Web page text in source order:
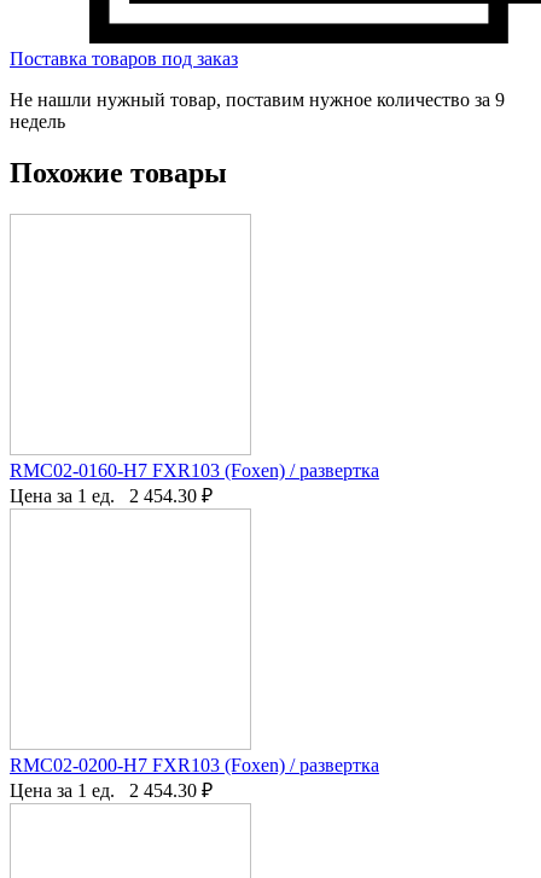
Поставка товаров под заказ
Не нашли нужный товар, поставим нужное количество за 9
недель
Похожие товары
RMC02-0160-H7 FXR103 (Foxen) / развертка
Цена за 1 ед.
2 454.30 ₽
RMC02-0200-H7 FXR103 (Foxen) / развертка
Цена за 1 ед.
2 454.30 ₽